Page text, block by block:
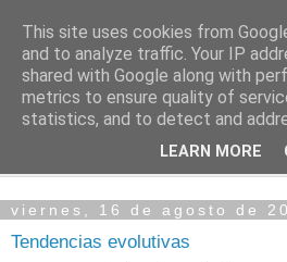
PASEANTE
Blog personal de Emilio Valadé
viernes, 16 de agosto de
Tendencias evolutivas
This site uses cookies from
and to analyze traffic. Your IP
shared with Google along with
metrics to ensure quality of
statistics, and to detect and
LEARN MORE